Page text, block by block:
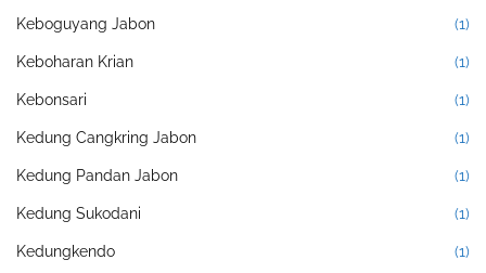
Keboguyang Jabon (1)
Keboharan Krian (1)
Kebonsari (1)
Kedung Cangkring Jabon (1)
Kedung Pandan Jabon (1)
Kedung Sukodani (1)
Kedungkendo (1)